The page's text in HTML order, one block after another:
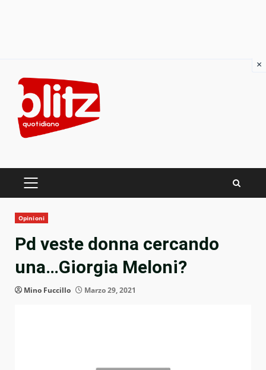
content
PRIMARY
Opinioni
Pd veste donna cercando
una…Giorgia Meloni?
Mino Fuccillo Marzo 29, 2021
×